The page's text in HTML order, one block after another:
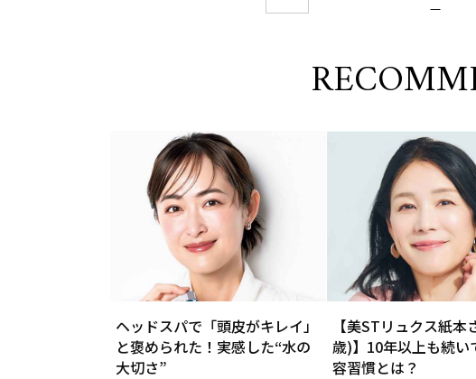
ヘッドスパで「頭皮がキレイ」
と褒められた！実感した“水の
大切さ”
【美STリュクス紙本
歳)】10年以上も続い
容習慣とは？